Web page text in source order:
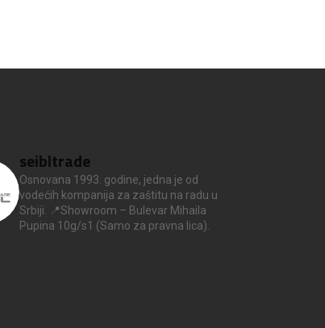
seibltrade
Osnovana 1993. godine, jedna je od
vodećih kompanija za zaštitu na radu u
Srbiji.
📍Showroom – Bulevar Mihaila
Pupina 10g/s1 (Samo za pravna lica).